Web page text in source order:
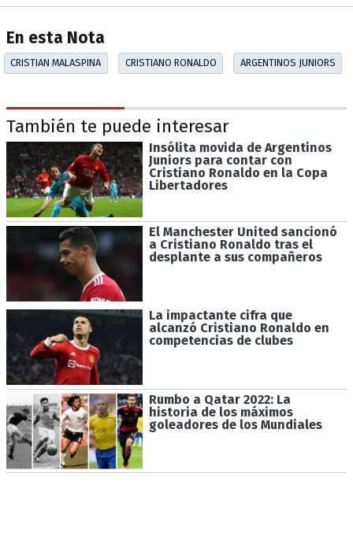
En esta Nota
CRISTIAN MALASPINA CRISTIANO RONALDO ARGENTINOS JUNIORS
También te puede interesar
Insólita movida de Argentinos
Juniors para contar con
Cristiano Ronaldo en la Copa
Libertadores
El Manchester United sancionó
a Cristiano Ronaldo tras el
desplante a sus compañeros
La impactante cifra que
alcanzó Cristiano Ronaldo en
competencias de clubes
Rumbo a Qatar 2022: La
historia de los máximos
goleadores de los Mundiales